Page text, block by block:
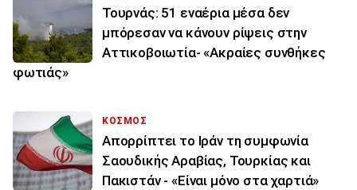
Τουρνάς: 51 εναέρια μέσα δεν
μπόρεσαν να κάνουν ρίψεις στην
Αττικοβοιωτία- «Ακραίες συνθήκες
φωτιάς»
ΚΟΣΜΟΣ
Απορρίπτει το Ιράν τη συμφωνία
Σαουδικής Αραβίας, Τουρκίας και
Πακιστάν - «Είναι μόνο στα χαρτιά»